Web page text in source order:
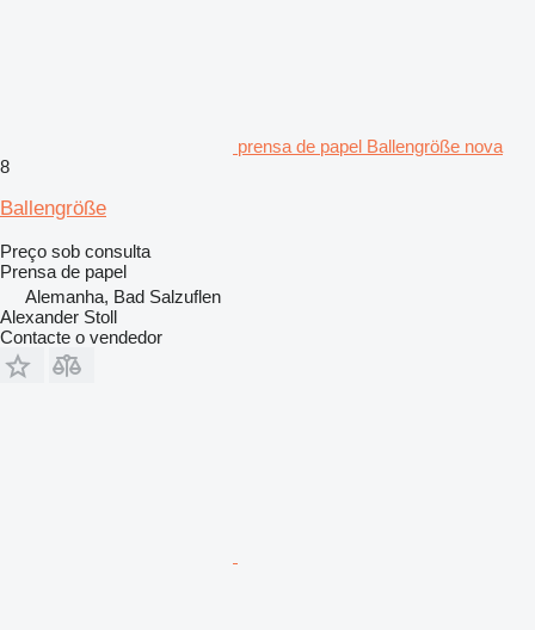
prensa de papel Ballengröße nova
8
Ballengröße
Preço sob consulta
Prensa de papel
Alemanha, Bad Salzuflen
Alexander Stoll
Contacte o vendedor